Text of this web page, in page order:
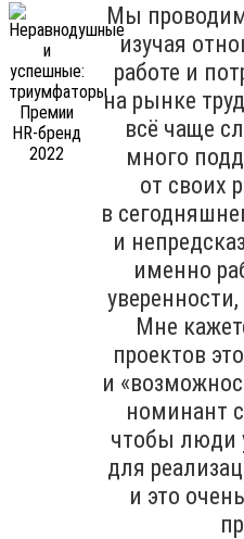
Мы
изучая
работе и
на рынке
всё чаще
много
от своих
в
и
именно
Мне
проектов
и
номинант
чтобы люди
для
и это